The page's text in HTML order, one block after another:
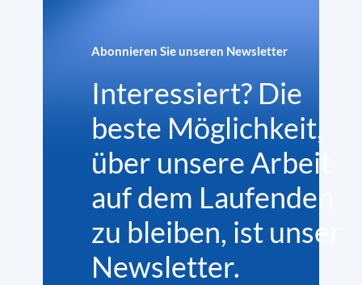
Abonnieren Sie unseren Newsletter
Interessiert? Die
beste Möglichkeit,
über unsere Arbeit
auf dem Laufenden
zu bleiben, ist unser
Newsletter.